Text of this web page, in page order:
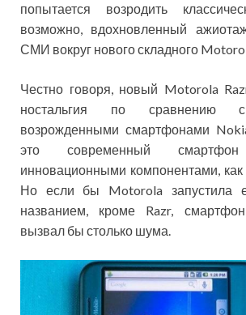
попытается возродить
возможно, вдохновленный
СМИ вокруг нового складного
Честно говоря, новый Motorola
ностальгия по сравнению
возрожденными смартфонами
это современный
инновационными компонентами, как
Но если бы Motorola запустила
названием, кроме Razr,
вызвал бы столько шума.